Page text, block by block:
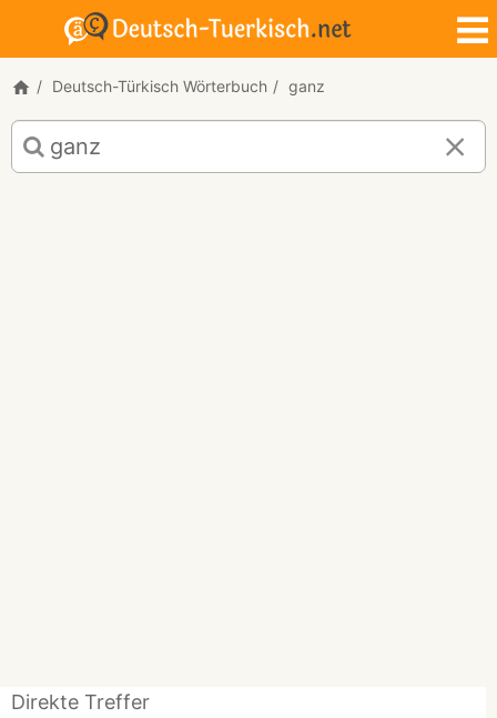
Deutsch-Türkisch Wörterbuch ganz
Deutsch-
Türkisch
Übersetzung
Direkte Treffer